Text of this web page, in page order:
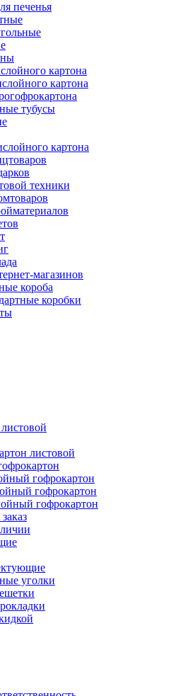
печенья
картона
картона
тубусы
картона
техники
магазинов
короба
коробки
листовой
гофрокартон
гофрокартон
гофрокартон
уголки